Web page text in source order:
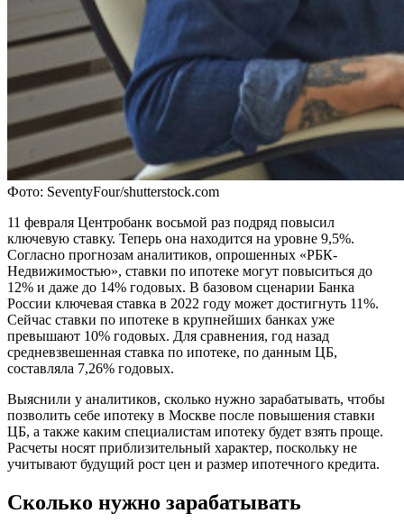
Фото: SeventyFour/shutterstock.com
11 февраля Центробанк восьмой раз подряд повысил
ключевую ставку. Теперь она находится на уровне 9,5%.
Согласно прогнозам аналитиков, опрошенных «РБК-
Недвижимостью», ставки по ипотеке могут повыситься до
12% и даже до 14% годовых. В базовом сценарии Банка
России ключевая ставка в 2022 году может достигнуть 11%.
Сейчас ставки по ипотеке в крупнейших банках уже
превышают 10% годовых. Для сравнения, год назад
средневзвешенная ставка по ипотеке, по данным ЦБ,
составляла 7,26% годовых.
Выяснили у аналитиков, сколько нужно зарабатывать, чтобы
позволить себе ипотеку в Москве после повышения ставки
ЦБ, а также каким специалистам ипотеку будет взять проще.
Расчеты носят приблизительный характер, поскольку не
учитывают будущий рост цен и размер ипотечного кредита.
Сколько нужно зарабатывать